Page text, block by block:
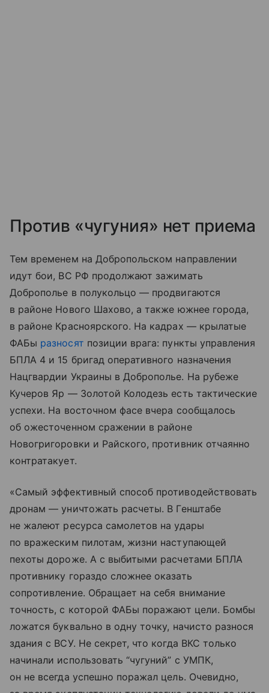
Против «чугуния» нет приема
Тем временем на Добропольском направлении
идут бои, ВС РФ продолжают зажимать
Доброполье в полукольцо — продвигаются
в районе Нового Шахово, а также южнее города,
в районе Красноярского. На кадрах — крылатые
ФАБы разносят позиции врага: пункты управления
БПЛА 4 и 15 бригад оперативного назначения
Нацгвардии Украины в Доброполье. На рубеже
Кучеров Яр — Золотой Колодезь есть тактические
успехи. На восточном фасе вчера сообщалось
об ожесточенном сражении в районе
Новогригоровки и Райского, противник отчаянно
контратакует.
«Самый эффективный способ противодействовать
дронам — уничтожать расчеты. В Генштабе
не жалеют ресурса самолетов на удары
по вражеским пилотам, жизни наступающей
пехоты дороже. А с выбитыми расчетами БПЛА
противнику гораздо сложнее оказать
сопротивление. Обращает на себя внимание
точность, с которой ФАБы поражают цели. Бомбы
ложатся буквально в одну точку, начисто разнося
здания с ВСУ. Не секрет, что когда ВКС только
начинали использовать “чугуний” с УМПК,
он не всегда успешно поражал цель. Очевидно,